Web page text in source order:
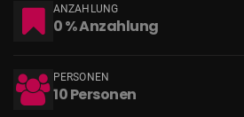
ANZAHLUNG
0 % Anzahlung
PERSONEN
10 Personen